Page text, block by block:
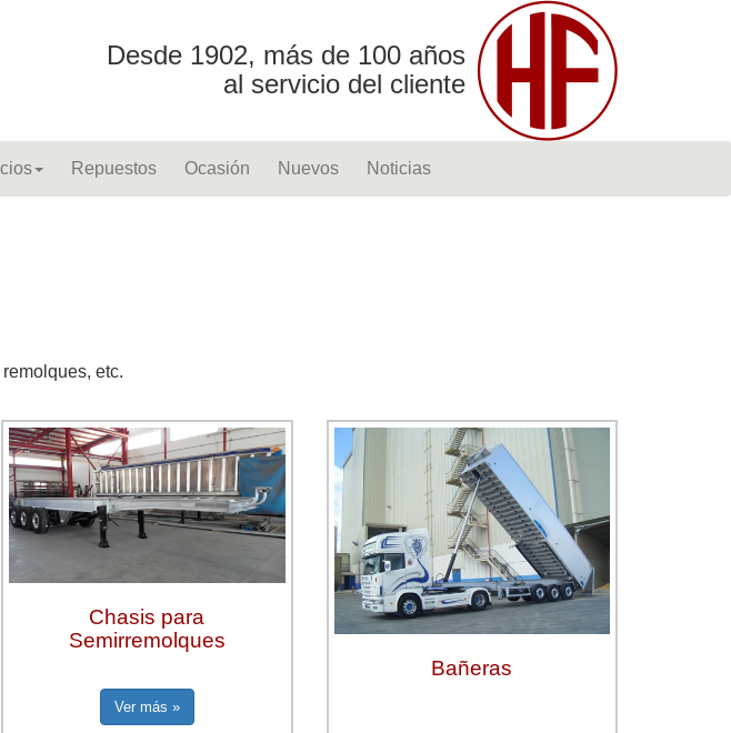
Desde 1902, más de 100 años
al servicio del cliente
Repuestos Ocasión Nuevos Noticias
etc.
Chasis para
Semirremolques
Ver más »
Bañeras